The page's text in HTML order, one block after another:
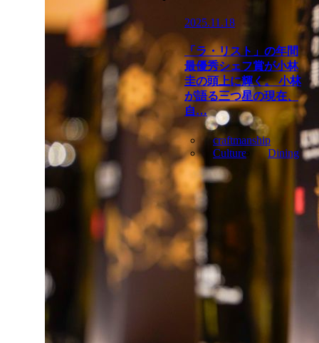
2025.11.18
「ラ・リスト」の年間
最優秀シェフ賞が小林
圭の頭上に輝く。 小林
が語る三つ星の現在、
自…
craftmanship
Culture
Dining